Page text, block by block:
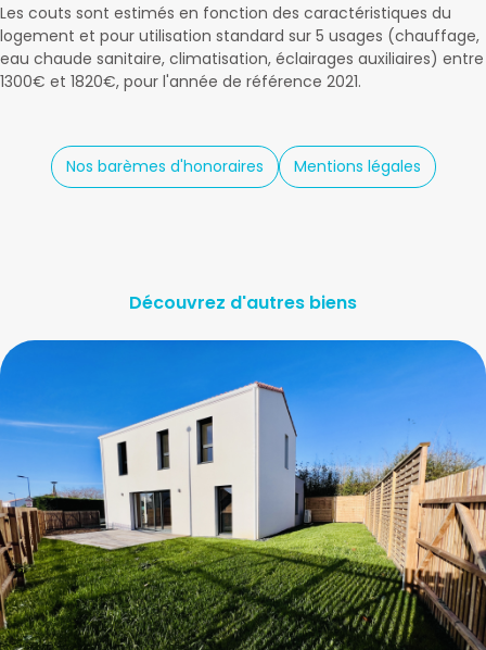
Les couts sont estimés en fonction des caractéristiques du
logement et pour utilisation standard sur 5 usages (chauffage,
eau chaude sanitaire, climatisation, éclairages auxiliaires) entre
1300€ et 1820€, pour l'année de référence 2021.
Nos barèmes d'honoraires Mentions légales
Découvrez d'autres biens